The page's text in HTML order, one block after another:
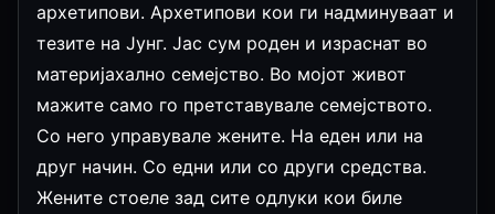
архетипови. Архетипови кои ги надминуваат и
тезите на Јунг. Јас сум роден и израснат во
материјахално семејство. Во мојот живот
мажите само го претставувале семејството.
Со него управувале жените. На еден или на
друг начин. Со едни или со други средства.
Жените стоеле зад сите одлуки кои биле